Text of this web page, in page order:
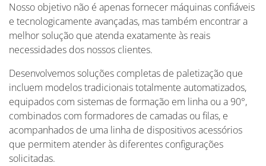
Nosso objetivo não é apenas fornecer máquinas confiáveis
e tecnologicamente avançadas, mas também encontrar a
melhor solução que atenda exatamente às reais
necessidades dos nossos clientes.
Desenvolvemos soluções completas de paletização que
incluem modelos tradicionais totalmente automatizados,
equipados com sistemas de formação em linha ou a 90°,
combinados com formadores de camadas ou filas, e
acompanhados de uma linha de dispositivos acessórios
que permitem atender às diferentes configurações
solicitadas.